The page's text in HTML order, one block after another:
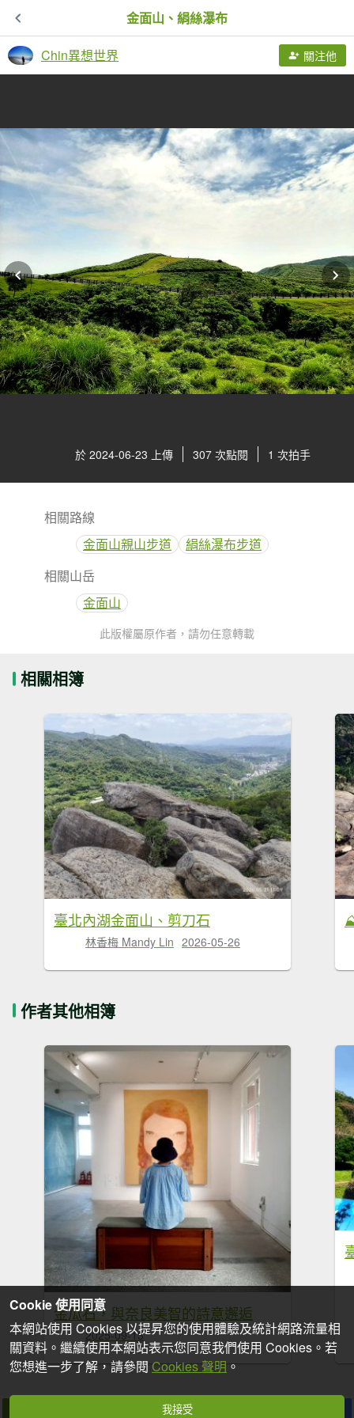
金面山、絹絲瀑布
Chin異想世界 關注他
於 2024-06-23 上傳 307 次點閱 1 次拍手
相關路線
金面山親山步道
絹絲瀑布步道
相關山岳
金面山
此版權屬原作者，請勿任意轉載
相關相簿
臺北內湖金面山、剪刀石
林香梅 Mandy Lin 2026-05-26
作者其他相簿
金瓜石，與奈良美智的詩意邂逅
2025-09-13
收藏
Cookie 使用同意
本網站使用 Cookies 以提昇您的使用體驗及統計網路流量相
關資料。繼續使用本網站表示您同意我們使用 Cookies。若
您想進一步了解，請參閱 Cookies 聲明 。
我接受